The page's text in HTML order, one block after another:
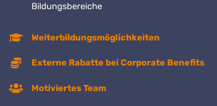
Bildungsbereiche
Weiterbildungsmöglichkeiten
Externe Rabatte bei Corporate Benefits
Motiviertes Team